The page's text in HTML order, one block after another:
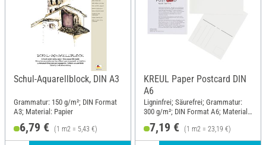
Schul-Aquarellblock, DIN A3
Grammatur: 150 g/m²; DIN Format
A3; Material: Papier
6,79 € (1 m2 = 5,43 €)
KREUL Paper Postcard DIN
A6
Ligninfrei; Säurefrei; Grammatur:
300 g/m²; DIN Format A6; Material:
Baumwolle, Zellulose
7,19 € (1 m2 = 23,19 €)